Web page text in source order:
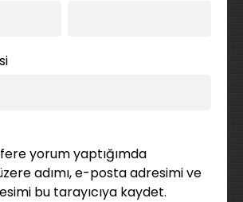
yorum yaptığımda
adımı, e-posta adresimi ve
bu tarayıcıya kaydet.